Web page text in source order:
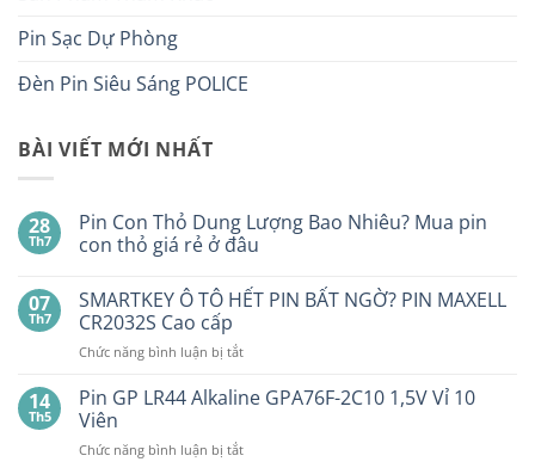
Pin Sạc Dự Phòng
Đèn Pin Siêu Sáng POLICE
BÀI VIẾT MỚI NHẤT
28
Th7
Pin Con Thỏ Dung Lượng Bao Nhiêu? Mua pin
con thỏ giá rẻ ở đâu
bình
luận
ở
Pin
Con
Dung
Lượng
Bao
Nhiêu?
Mua
07
Th7
SMARTKEY Ô TÔ HẾT PIN BẤT NGỜ? PIN MAXELL
CR2032S Cao cấp
Chức năng bình luận bị tắtở
Ô
PIN
14
Th5
Pin GP LR44 Alkaline GPA76F-2C10 1,5V Vỉ 10
Viên
Chức năng bình luận bị tắtở